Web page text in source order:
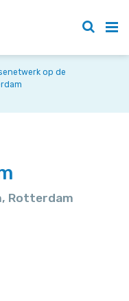
op de
Rotterdam